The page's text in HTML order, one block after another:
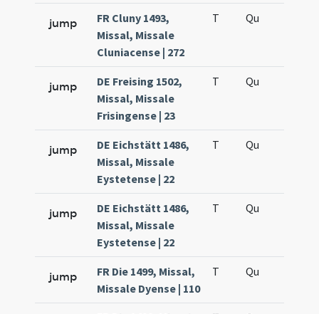
jump
FR Cluny 1493,
Missal, Missale
Cluniacense | 272
T Qu
jump
DE Freising 1502,
Missal, Missale
Frisingense | 23
T Qu
jump
DE Eichstätt 1486,
Missal, Missale
Eystetense | 22
T Qu
jump
DE Eichstätt 1486,
Missal, Missale
Eystetense | 22
T Qu
jump
FR Die 1499, Missal,
Missale Dyense | 110
T Qu